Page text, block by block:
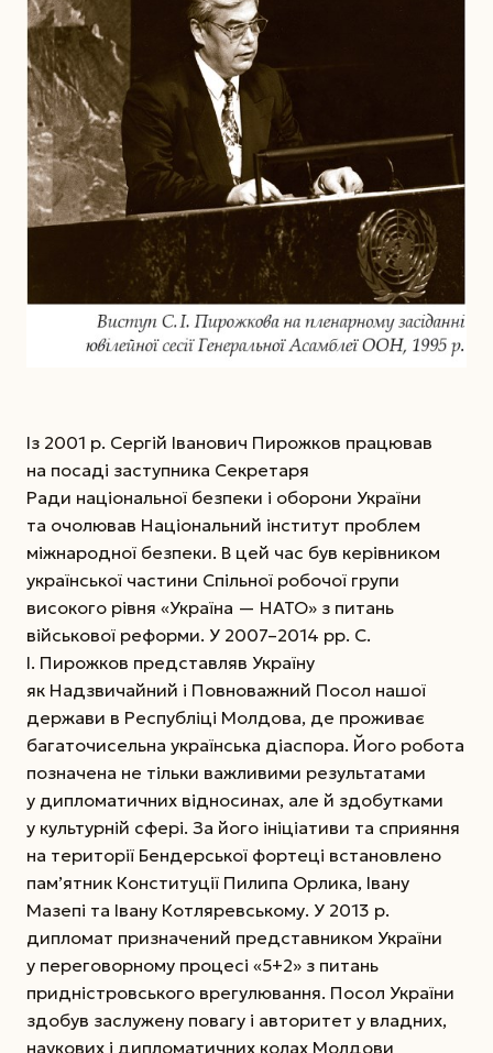
Із 2001 р. Сергій Іванович Пирожков працював
на посаді заступника Секретаря
Ради національної безпеки і оборони України
та очолював Націо­нальний інститут проблем
міжнародної безпеки. В цей час був керівником
української частини Спільної робочої групи
високого рівня «Україна — НАТО» з питань
військової реформи. У 2007–2014 рр. С.
І. Пирожков представляв Україну
як Надзвичайний і Повноважний Посол нашої
держави в Республіці Молдова, де проживає
багаточисельна українська діаспора. Його робота
позначена не тільки важливими результатами
у дипломатичних відносинах, але й здобутками
у культурній сфері. За його ініціативи та сприяння
на території Бендерської фортеці встановлено
пам’ятник Конституції Пилипа Орлика, Івану
Мазепі та Івану Котляревському. У 2013 р.
дипломат призначений представником України
у переговорному процесі «5+2» з питань
придністровського врегулювання. Посол України
здобув заслужену повагу і авторитет у владних,
наукових і дипломатичних колах Молдови